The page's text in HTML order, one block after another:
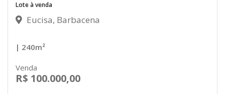
Lote à venda
Eucisa, Barbacena
| 240m²
Venda
R$ 100.000,00